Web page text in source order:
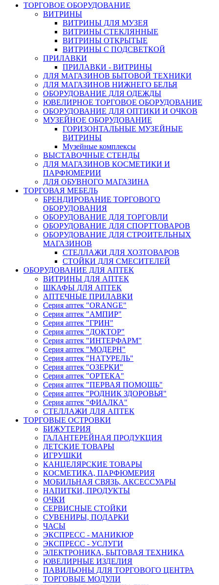
ТОРГОВОЕ ОБОРУДОВАНИЕ
ВИТРИНЫ
ВИТРИНЫ ДЛЯ МУЗЕЯ
ВИТРИНЫ СТЕКЛЯННЫЕ
ВИТРИНЫ ОТКРЫТЫЕ
ВИТРИНЫ С ПОДСВЕТКОЙ
ПРИЛАВКИ
ПРИЛАВКИ - ВИТРИНЫ
ДЛЯ МАГАЗИНОВ БЫТОВОЙ ТЕХНИКИ
ДЛЯ МАГАЗИНОВ НИЖНЕГО БЕЛЬЯ
ОБОРУДОВАНИЕ ДЛЯ ОДЕЖДЫ
ЮВЕЛИРНОЕ ТОРГОВОЕ ОБОРУДОВАНИЕ
ОБОРУДОВАНИЕ ДЛЯ ОПТИКИ И ОЧКОВ
МУЗЕЙНОЕ ОБОРУДОВАНИЕ
ГОРИЗОНТАЛЬНЫЕ МУЗЕЙНЫЕ
ВИТРИНЫ
Музейные комплексы
ВЫСТАВОЧНЫЕ СТЕНДЫ
ДЛЯ МАГАЗИНОВ КОСМЕТИКИ И
ПАРФЮМЕРИИ
ДЛЯ ОБУВНОГО МАГАЗИНА
ТОРГОВАЯ МЕБЕЛЬ
БРЕНДИРОВАНИЕ ТОРГОВОГО
ОБОРУДОВАНИЯ
ОБОРУДОВАНИЕ ДЛЯ ТОРГОВЛИ
ОБОРУДОВАНИЕ ДЛЯ СПОРТТОВАРОВ
ОБОРУДОВАНИЕ ДЛЯ СТРОИТЕЛЬНЫХ
МАГАЗИНОВ
СТЕЛЛАЖИ ДЛЯ ХОЗТОВАРОВ
СТОЙКИ ДЛЯ СМЕСИТЕЛЕЙ
ОБОРУДОВАНИЕ ДЛЯ АПТЕК
ВИТРИНЫ ДЛЯ АПТЕК
ШКАФЫ ДЛЯ АПТЕК
АПТЕЧНЫЕ ПРИЛАВКИ
Серия аптек "ORANGE"
Серия аптек "АМПИР"
Серия аптек "ГРИН"
Серия аптек "ДОКТОР"
Серия аптек "ИНТЕРФАРМ"
Серия аптек "МОДЕРН"
Серия аптек "НАТУРЕЛЬ"
Серия аптек "ОЗЕРКИ"
Серия аптек "ОРТЕКА"
Серия аптек "ПЕРВАЯ ПОМОЩЬ"
Серия аптек "РОДНИК ЗДОРОВЬЯ"
Серия аптек "ФИАЛКА"
СТЕЛЛАЖИ ДЛЯ АПТЕК
ТОРГОВЫЕ ОСТРОВКИ
БИЖУТЕРИЯ
ГАЛАНТЕРЕЙНАЯ ПРОДУКЦИЯ
ДЕТСКИЕ ТОВАРЫ
ИГРУШКИ
КАНЦЕЛЯРСКИЕ ТОВАРЫ
КОСМЕТИКА, ПАРФЮМЕРИЯ
МОБИЛЬНАЯ СВЯЗЬ, АКСЕССУАРЫ
НАПИТКИ, ПРОДУКТЫ
ОЧКИ
СЕРВИСНЫЕ СТОЙКИ
СУВЕНИРЫ, ПОДАРКИ
ЧАСЫ
ЭКСПРЕСС - МАНИКЮР
ЭКСПРЕСС - УСЛУГИ
ЭЛЕКТРОНИКА, БЫТОВАЯ ТЕХНИКА
ЮВЕЛИРНЫЕ ИЗДЕЛИЯ
ПАВИЛЬОНЫ ДЛЯ ТОРГОВОГО ЦЕНТРА
ТОРГОВЫЕ МОДУЛИ